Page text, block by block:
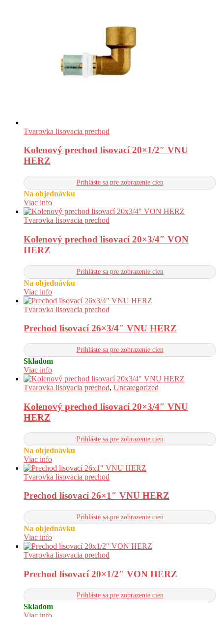
Tvarovka lisovacia prechod
Kolenový prechod lisovací 20×1/2″ VNU
HERZ
Prihláste sa pre zobrazenie cien
Na objednávku
Viac info
Tvarovka lisovacia prechod
Kolenový prechod lisovací 20×3/4″ VON
HERZ
Prihláste sa pre zobrazenie cien
Na objednávku
Viac info
Tvarovka lisovacia prechod
Prechod lisovací 26×3/4″ VNU HERZ
Prihláste sa pre zobrazenie cien
Skladom
Viac info
Tvarovka lisovacia prechod, Uncategorized
Kolenový prechod lisovací 20×3/4″ VNU
HERZ
Prihláste sa pre zobrazenie cien
Na objednávku
Viac info
Tvarovka lisovacia prechod
Prechod lisovací 26×1″ VNU HERZ
Prihláste sa pre zobrazenie cien
Na objednávku
Viac info
Tvarovka lisovacia prechod
Prechod lisovací 20×1/2″ VON HERZ
Prihláste sa pre zobrazenie cien
Skladom